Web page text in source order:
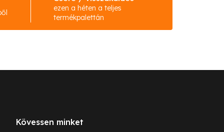
ezen a héten a teljes
termékpalettán
Kövessen minket